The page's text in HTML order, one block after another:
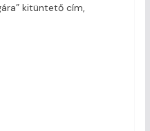
kitüntető cím,